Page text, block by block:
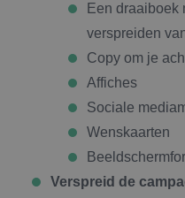
Een draaiboek
verspreiden
Copy om je
Affiches
Sociale
Wenskaarten
Verspreid de